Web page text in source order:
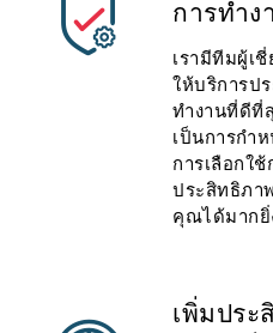
การทำง
เรามีทีมผู้เ
ให้บริการป
ทำงานที่ดีที่
เป็นการกำ
การเลือกใ
ประสิทธิภา
คุณได้มากยิ่
เพิ่มประ